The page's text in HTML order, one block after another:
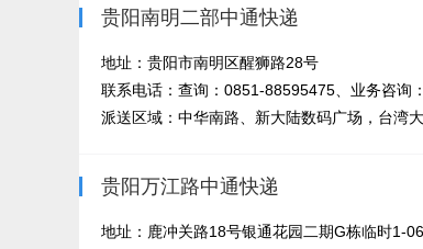
贵阳南明二部中通快递
地址：贵阳市南明区醒狮路28号
联系电话：查询：0851-88595475、业务咨询
派送区域：中华南路、新大陆数码广场，台湾
贵阳万江路中通快递
地址：鹿冲关路18号银通花园二期G栋临时1-